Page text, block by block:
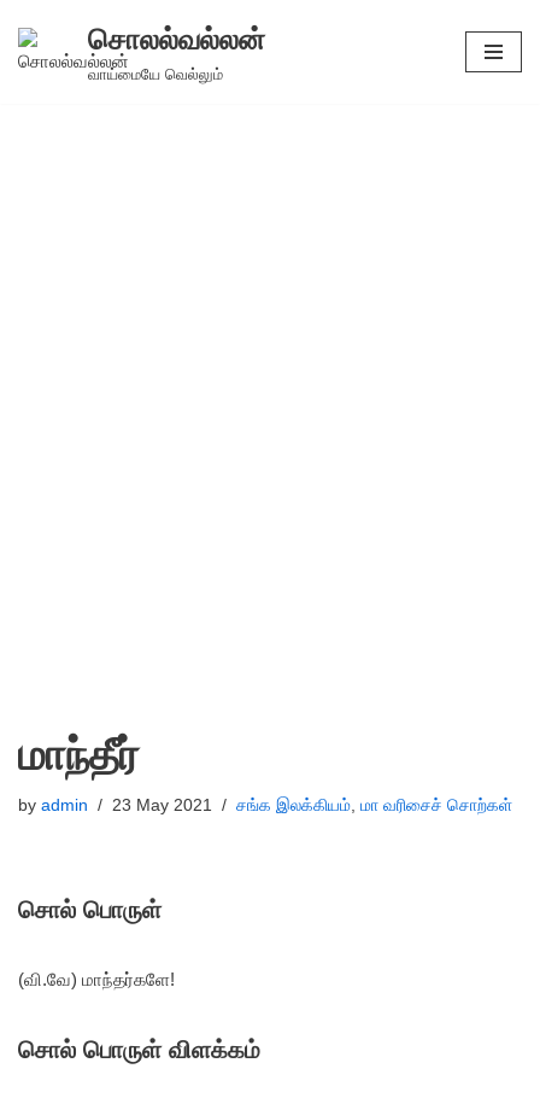
Skip
சொலல்வல்லன்
வாய்மையே வெல்லும்
மாந்தீர்
by admin 23 May 2021 சங்க இலக்கியம், மா வரிசைச் சொற்கள்
சொல் பொருள்
(வி.வே) மாந்தர்களே!
சொல் பொருள் விளக்கம்